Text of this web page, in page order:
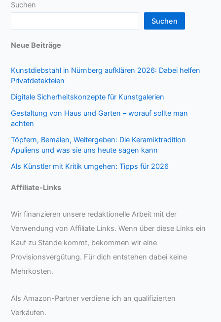
Suchen
Suchen
Neue Beiträge
Kunstdiebstahl in Nürnberg aufklären 2026: Dabei helfen
Privatdetekteien
Digitale Sicherheitskonzepte für Kunstgalerien
Gestaltung von Haus und Garten – worauf sollte man
achten
Töpfern, Bemalen, Weitergeben: Die Keramiktradition
Apuliens und was sie uns heute sagen kann
Als Künstler mit Kritik umgehen: Tipps für 2026
Affiliate-Links
Wir finanzieren unsere redaktionelle Arbeit mit der
Verwendung von Affiliate Links. Wenn über diese Links ein
Kauf zu Stande kommt, bekommen wir eine
Provisionsvergütung. Für dich entstehen dabei keine
Mehrkosten.
Als Amazon-Partner verdiene ich an qualifizierten
Verkäufen.